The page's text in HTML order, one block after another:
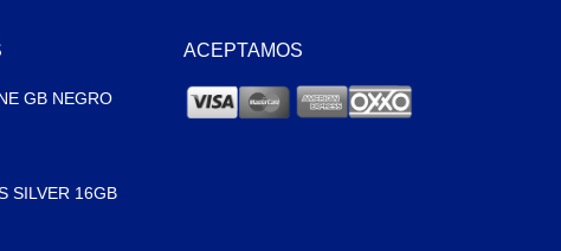
GB NEGRO
SILVER 16GB
ACEPTAMOS